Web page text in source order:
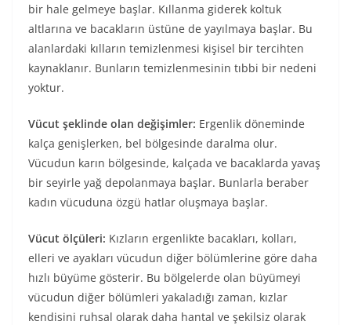
bir hale gelmeye başlar. Kıllanma giderek koltuk
altlarına ve bacakların üstüne de yayılmaya başlar. Bu
alanlardaki kılların temizlenmesi kişisel bir tercihten
kaynaklanır. Bunların temizlenmesinin tıbbi bir nedeni
yoktur.
Vücut şeklinde olan değişimler: Ergenlik döneminde
kalça genişlerken, bel bölgesinde daralma olur.
Vücudun karın bölgesinde, kalçada ve bacaklarda yavaş
bir seyirle yağ depolanmaya başlar. Bunlarla beraber
kadın vücuduna özgü hatlar oluşmaya başlar.
Vücut ölçüleri: Kızların ergenlikte bacakları, kolları,
elleri ve ayakları vücudun diğer bölümlerine göre daha
hızlı büyüme gösterir. Bu bölgelerde olan büyümeyi
vücudun diğer bölümleri yakaladığı zaman, kızlar
kendisini ruhsal olarak daha hantal ve şekilsiz olarak